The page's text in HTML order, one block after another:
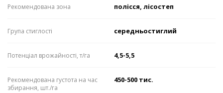
Рекомендована зона полісся, лісостеп
Група стиглості середньостиглий
Потенціал врожайності, т/га 4,5-5,5
Рекомендована густота на час
збирання, шт./га
450-500 тис.